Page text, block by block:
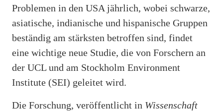
Problemen in den USA jährlich, wobei schwarze,
asiatische, indianische und hispanische Gruppen
beständig am stärksten betroffen sind, findet
eine wichtige neue Studie, die von Forschern an
der UCL und am Stockholm Environment
Institute (SEI) geleitet wird.
Die Forschung, veröffentlicht in Wissenschaft